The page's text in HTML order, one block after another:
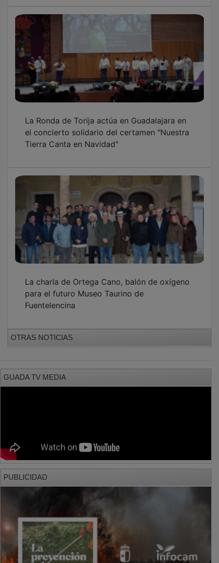
La Ronda de Torija actúa en Guadalajara en
el concierto solidario del certamen "Nuestra
Tierra Canta en Navidad"
La charla de Ortega Cano, balón de oxígeno
para el futuro Museo Taurino de
Fuentelencina
OTRAS NOTICIAS
GUADA TV MEDIA
PUBLICIDAD